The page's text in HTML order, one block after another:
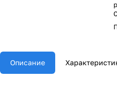
Описание